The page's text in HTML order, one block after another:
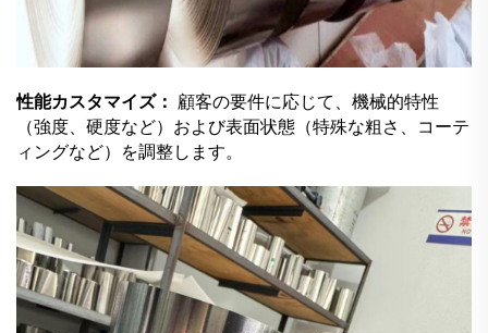
性能カスタマイズ： 顧客の要件に応じて、機械的特性
（強度、硬度など）および表面状態（特殊な粗さ、コーテ
ィングなど）を調整します。